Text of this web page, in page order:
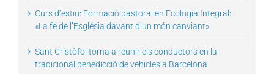
Curs d’estiu: Formació pastoral en Ecologia Integral:
«La fe de l’Església davant d’un món canviant»
Sant Cristòfol torna a reunir els conductors en la
tradicional benedicció de vehicles a Barcelona